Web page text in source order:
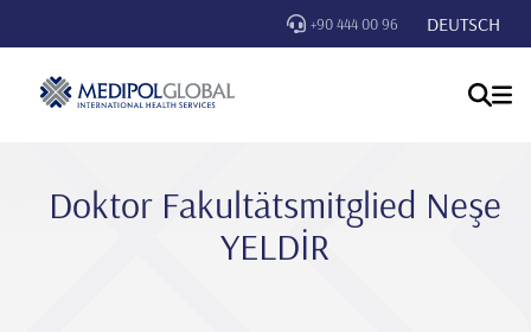
+90 444 00 96 DEUTSCH
Doktor Fakultätsmitglied Neşe
YELDİR